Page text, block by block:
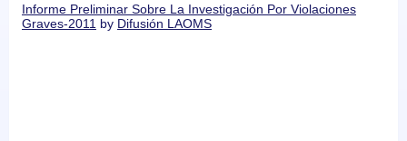
Informe Preliminar Sobre La Investigación Por Violaciones
Graves-2011 by Difusión LAOMS